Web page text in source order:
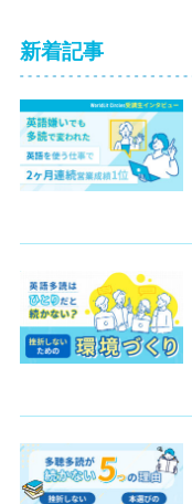
新着記事